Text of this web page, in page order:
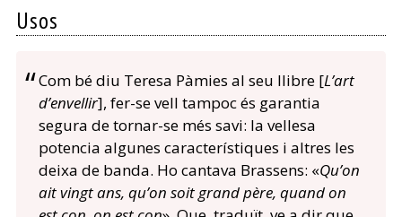
Usos
Com bé diu Teresa Pàmies al seu llibre [L’art
d’envellir], fer-se vell tampoc és garantia
segura de tornar-se més savi: la vellesa
potencia algunes característiques i altres les
deixa de banda. Ho cantava Brassens: «Qu’on
ait vingt ans, qu’on soit grand père, quand on